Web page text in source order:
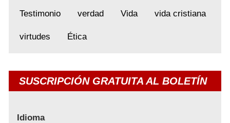
Testimonio verdad Vida vida cristiana
virtudes Ética
SUSCRIPCIÓN GRATUITA AL BOLETÍN
Idioma